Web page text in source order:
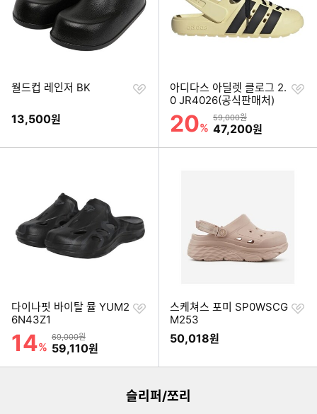
월드컵 레인저 BK
13,500원
찜
아디다스 아딜렛 클로그 2.
0 JR4026(공식판매처)
할인률
20%
상품금액
59,000원
할인금액
47,200원
찜
다이나핏 바이탈 뮬 YUM2
6N43Z1
할인률
14%
상품금액
69,000원
할인금액
59,110원
찜
스케쳐스 포미 SP0WSCG
M253
50,018원
찜
슬리퍼/쪼리